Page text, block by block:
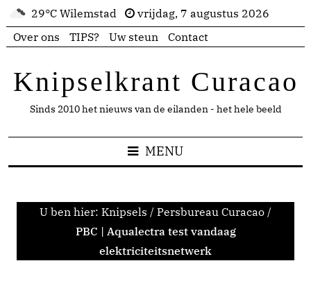
29°C Wilemstad
vrijdag, 7 augustus 2026
Over ons
TIPS? Uw steun Contact
Knipselkrant Curacao
Sinds 2010 het nieuws van de eilanden - het hele beeld
MENU
U ben hier: Knipsels / Persbureau Curacao /
PBC | Aqualectra test vandaag
elektriciteitsnetwerk